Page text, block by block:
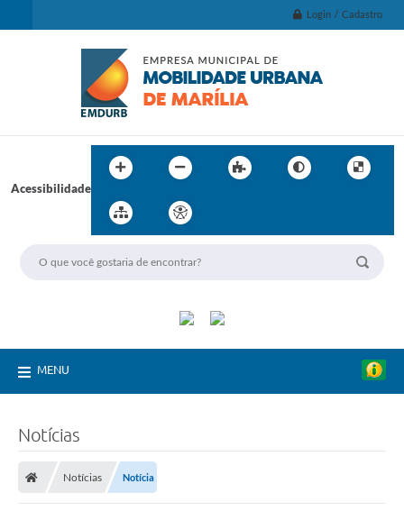
Login / Cadastro
Acessibilidade
MENU
Notícias
Notícias Notícia